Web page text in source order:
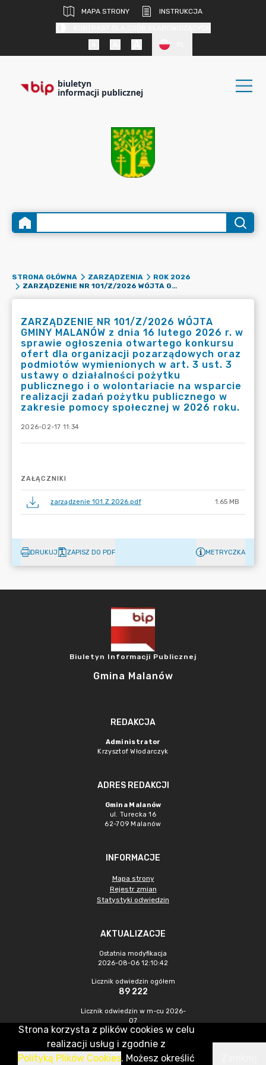
MAPA STRONY
INSTRUKCJA
biuletyn
informacji publicznej
STRONA GŁÓWNA ZARZĄDZENIA
ROK 2026
ZARZĄDZENIE NR 101/Z/2026 WÓJTA GMINY MALANÓW Z DNIA 16 LUTEGO 2026 R. W SPRAWIE OGŁOSZENIA OTWARTEGO KONKURSU OFERT DLA ORGANIZACJI POZARZĄDOWYCH ORAZ PODMIOTÓW WYMIENIONYCH W ART. 3 UST. 3 USTAWY O DZIAŁALNOŚCI POŻYTKU PUBLICZNEGO I O WOLONTARIACIE NA WSPARCIE REALIZACJI ZADAŃ POŻYTKU PUBLICZNEGO W ZAKRESIE POMOCY SPOŁECZNEJ W 2026 ROKU.
ZARZĄDZENIE NR 101/Z/2026 WÓJTA
GMINY MALANÓW z dnia 16 lutego 2026 r. w
sprawie ogłoszenia otwartego konkursu
ofert dla organizacji pozarządowych oraz
podmiotów wymienionych w art. 3 ust. 3
ustawy o działalności pożytku
publicznego i o wolontariacie na wsparcie
realizacji zadań pożytku publicznego w
zakresie pomocy społecznej w 2026 roku.
2026-02-17 11:34
ZAŁĄCZNIKI
zarządzenie 101.Z.2026.pdf 1.65 MB
DRUKUJ ZAPISZ DO PDF METRYCZKA
Biuletyn Informacji Publicznej
Gmina Malanów
REDAKCJA
Administrator
Krzysztof Włodarczyk
ADRES REDAKCJI
Gmina Malanów
ul. Turecka 16
62-709 Malanów
INFORMACJE
Mapa strony
Rejestr zmian
Statystyki odwiedzin
AKTUALIZACJE
Ostatnia modyfikacja
2026-08-06 12:10:42
Licznik odwiedzin ogółem
89 222
Licznik odwiedzin w m-cu 2026-
07
443
CMS & Hosting: Nefeni Sp. z o.o.
Strona korzysta z plików cookies w celu
realizacji usług i zgodnie z
Polityką Plików Cookies. Możesz określić